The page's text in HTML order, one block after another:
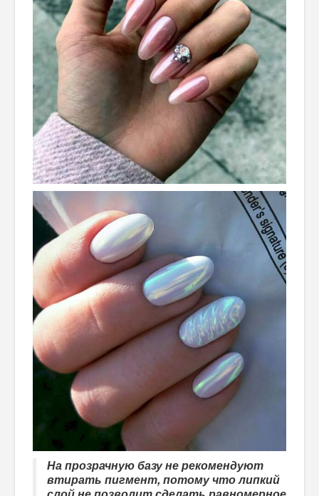
На прозрачную базу не рекомендуют
втирать пигмент, потому что липкий